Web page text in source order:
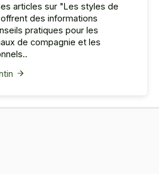
articles sur "Les styles de
des informations
pratiques pour les
de compagnie et les